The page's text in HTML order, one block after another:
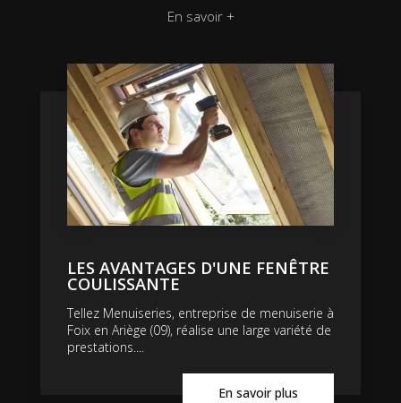
En savoir +
LES AVANTAGES D'UNE FENÊTRE
COULISSANTE
Tellez Menuiseries, entreprise de menuiserie à
Foix en Ariège (09), réalise une large variété de
prestations....
En savoir plus